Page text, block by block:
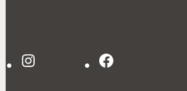
Instagram